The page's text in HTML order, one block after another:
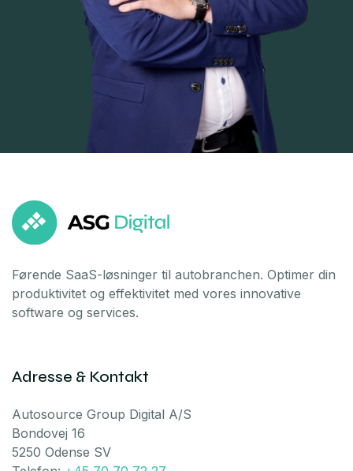
Førende SaaS-løsninger til autobranchen. Optimer din
produktivitet og effektivitet med vores innovative
software og services.
Adresse & Kontakt
Autosource Group Digital A/S
Bondovej 16
5250 Odense SV